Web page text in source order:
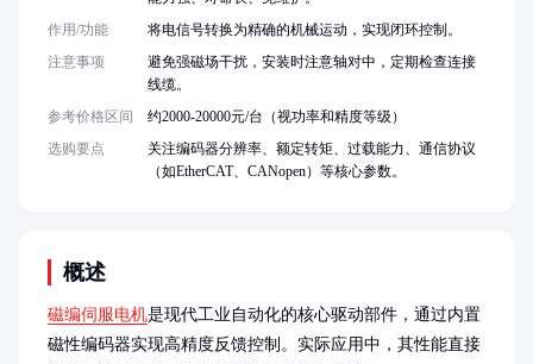
概述
磁编伺服电机是现代工业自动化的核心驱动部件，通过内置
磁性编码器实现高精度反馈控制。实际应用中，其性能直接
作用/功能
将电信号转换为精确的机械运动，实现闭环控制。
注意事项
避免强磁场干扰，安装时注意轴对中，定期检查连接
线缆。
参考价格区间
约2000-20000元/台（视功率和精度等级）
选购要点
关注编码器分辨率、额定转矩、过载能力、通信协议
（如EtherCAT、CANopen）等核心参数。